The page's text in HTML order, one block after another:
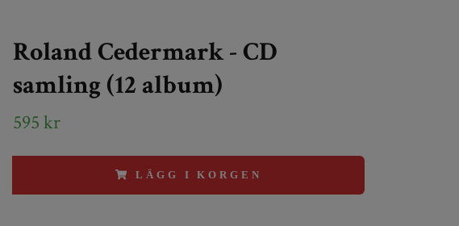
Roland Cedermark - CD
samling (12 album)
595 kr
LÄGG I KORGEN